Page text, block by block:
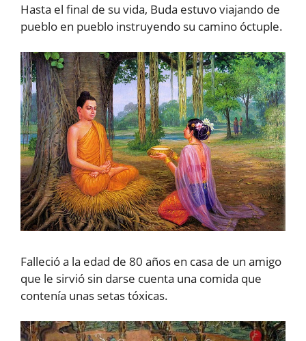
Hasta el final de su vida, Buda estuvo viajando de
pueblo en pueblo instruyendo su camino óctuple.
Falleció a la edad de 80 años en casa de un amigo
que le sirvió sin darse cuenta una comida que
contenía unas setas tóxicas.